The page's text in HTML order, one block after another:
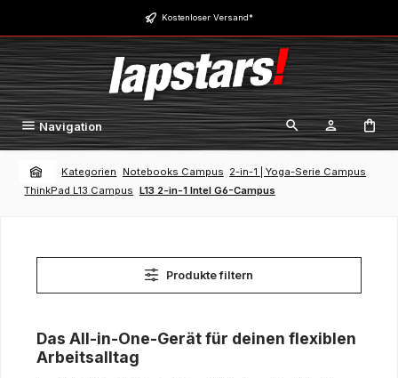
Zum Hauptinhalt springen Kostenloser Versand*
Navigation
Kategorien Notebooks Campus 2-in-1 | Yoga-Serie Campus
ThinkPad L13 Campus L13 2-in-1 Intel G6-Campus
Produkte filtern
Das All-in-One-Gerät für deinen flexiblen
Arbeitsalltag